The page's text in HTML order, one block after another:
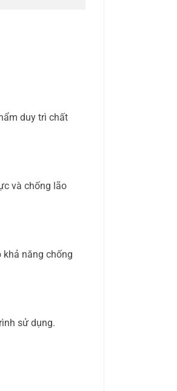
duy trì chất
và chống lão
năng chống
sử dụng.